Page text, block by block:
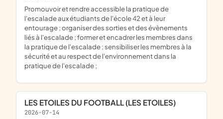
promouvoir et rendre accessible la pratique de
l'escalade aux étudiants de l'école 42 et à leur
entourage ; organiser des sorties et des évènements
liés à l'escalade ; former et encadrer les membres dans
la pratique de l'escalade ; sensibiliser les membres à la
sécurité et au respect de l'environnement dans la
pratique de l'escalade ;
LES ETOILES DU FOOTBALL (LES ETOILES)
2026-07-14